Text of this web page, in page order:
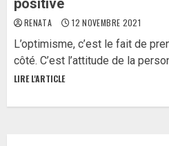
positive
RENATA 12 NOVEMBRE 2021
L’optimisme, c’est le fait de
côté. C’est l’attitude de la
LIRE L'ARTICLE